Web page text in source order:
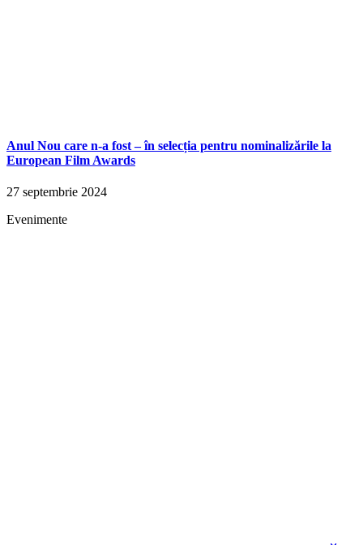
Anul Nou care n-a fost – în selecția pentru nominalizările la
European Film Awards
27 septembrie 2024
Evenimente